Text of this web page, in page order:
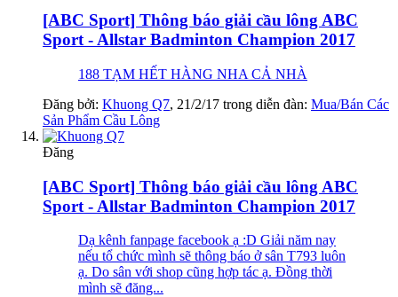
[ABC Sport] Thông báo giải cầu lông ABC
Sport - Allstar Badminton Champion 2017
188 TẠM HẾT HÀNG NHA CẢ NHÀ
Đăng bởi: Khuong Q7, 21/2/17 trong diễn đàn: Mua/Bán Các
Sản Phẩm Cầu Lông
Đăng
[ABC Sport] Thông báo giải cầu lông ABC
Sport - Allstar Badminton Champion 2017
Dạ kênh fanpage facebook ạ :D Giải năm nay
nếu tổ chức mình sẽ thông báo ở sân T793 luôn
ạ. Do sân với shop cũng hợp tác ạ. Đồng thời
mình sẽ đăng...